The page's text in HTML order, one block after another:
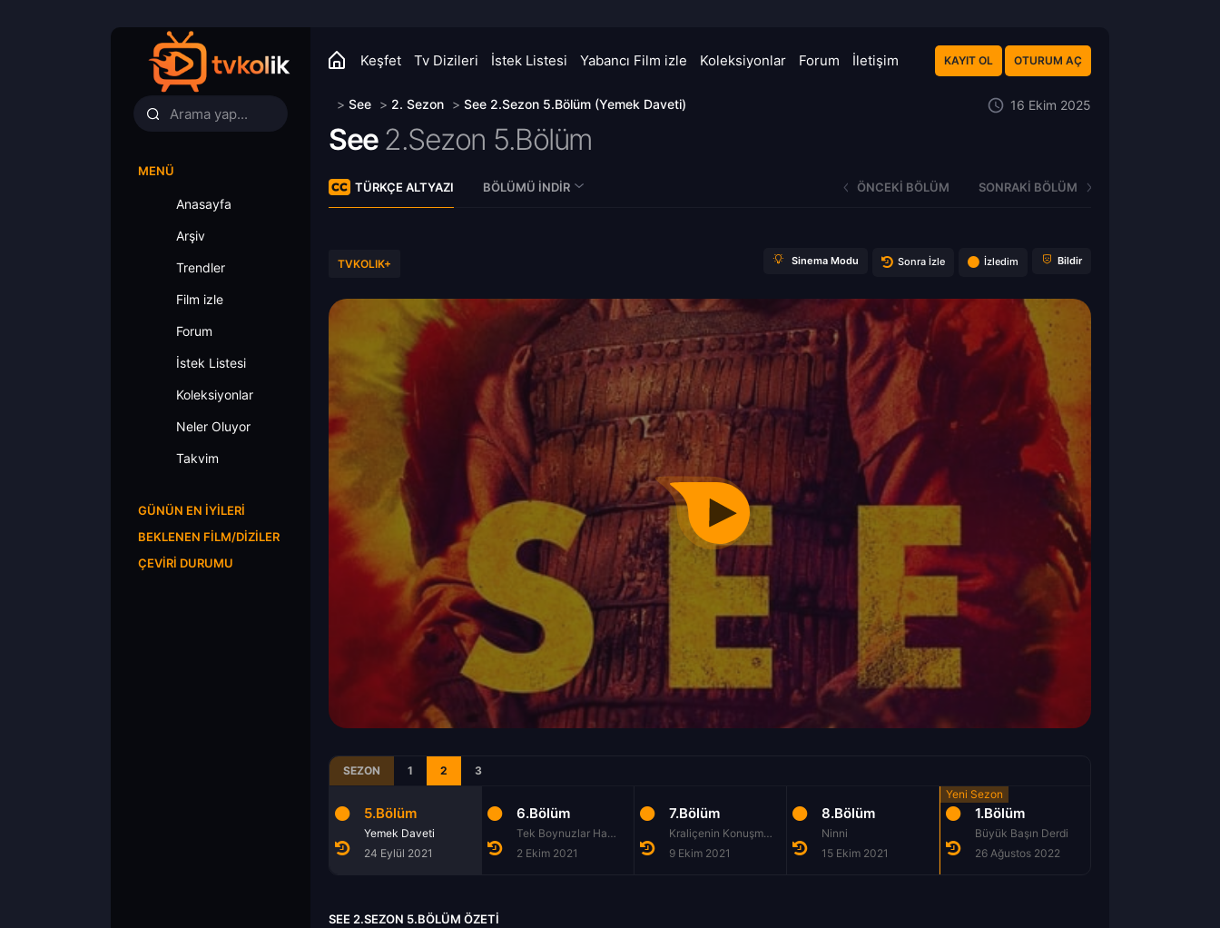
Keşfet Tv Dizileri İstek Listesi Yabancı Film izle Koleksiyonlar Forum İletişim KAYIT OL OTURUM AÇ
MENÜ
Anasayfa
Arşiv
Trendler
Film izle
Forum
İstek Listesi
Koleksiyonlar
Neler Oluyor
Takvim
GÜNÜN EN İYILERI
BEKLENEN FILM/DIZILER
ÇEVIRI DURUMU
> See > 2. Sezon > See 2.Sezon 5.Bölüm (Yemek Daveti) 16 Ekim 2025
See 2.Sezon 5.Bölüm
TÜRKÇE ALTYAZI BÖLÜMÜ İNDIR ÖNCEKI BÖLÜM SONRAKI BÖLÜM
TVKOLIK+ Sinema Modu Sonra İzle İzledim Bildir
SEZON 1 2 3
5.Bölüm
Yemek Daveti
24 Eylül 2021
6.Bölüm
Tek Boynuzlar Hakkındaki Gerçek
2 Ekim 2021
7.Bölüm
Kraliçenin Konuşması
9 Ekim 2021
8.Bölüm
Ninni
15 Ekim 2021
1.Bölüm
Büyük Başın Derdi
26 Ağustos 2022
SEE 2.SEZON 5.BÖLÜM ÖZETI